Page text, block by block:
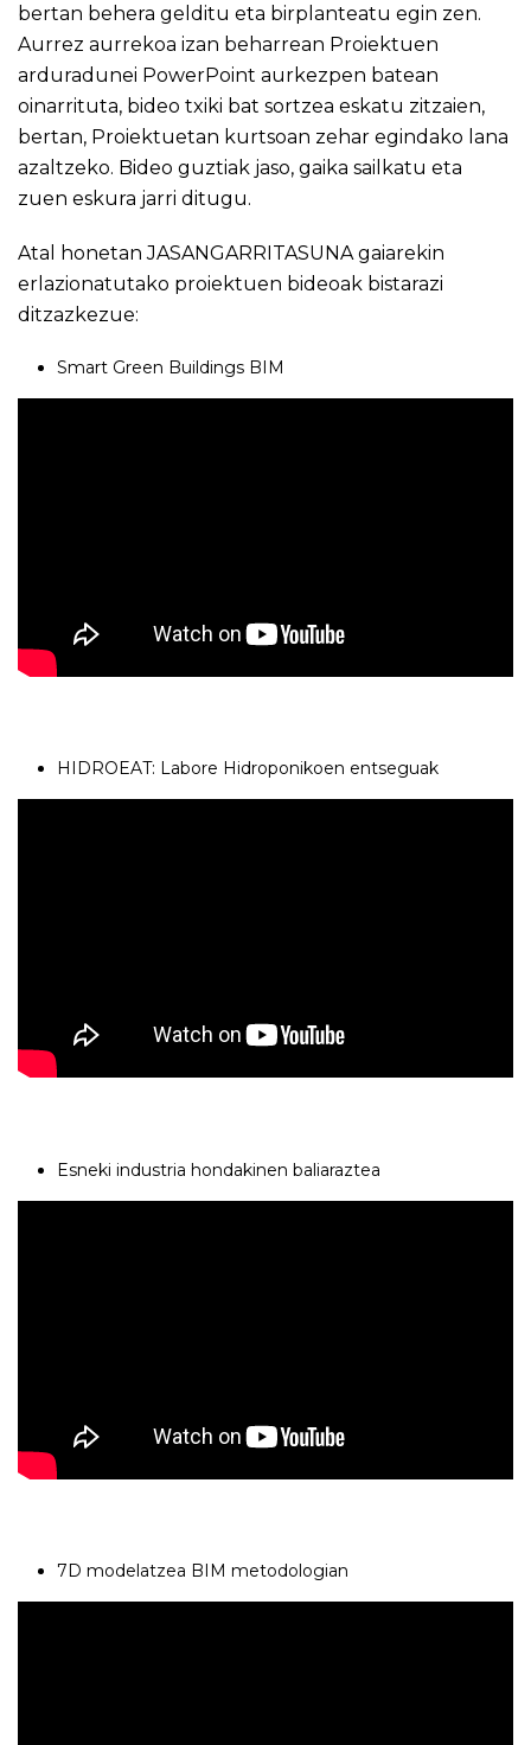
bertan behera gelditu eta birplanteatu egin zen.
Aurrez aurrekoa izan beharrean Proiektuen
arduradunei PowerPoint aurkezpen batean
oinarrituta, bideo txiki bat sortzea eskatu zitzaien,
bertan, Proiektuetan kurtsoan zehar egindako lana
azaltzeko. Bideo guztiak jaso, gaika sailkatu eta
zuen eskura jarri ditugu.
Atal honetan JASANGARRITASUNA gaiarekin
erlazionatutako proiektuen bideoak bistarazi
ditzazkezue:
Smart Green Buildings BIM
HIDROEAT: Labore Hidroponikoen entseguak
Esneki industria hondakinen baliaraztea
7D modelatzea BIM metodologian